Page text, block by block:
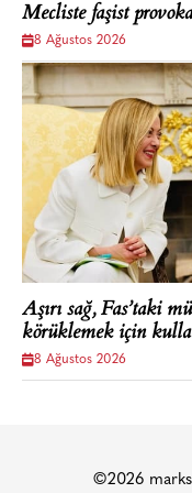
Mecliste faşist
8 Ağustos 2026
Aşırı sağ, Fas’taki
körüklemek için
8 Ağustos 2026
©2026